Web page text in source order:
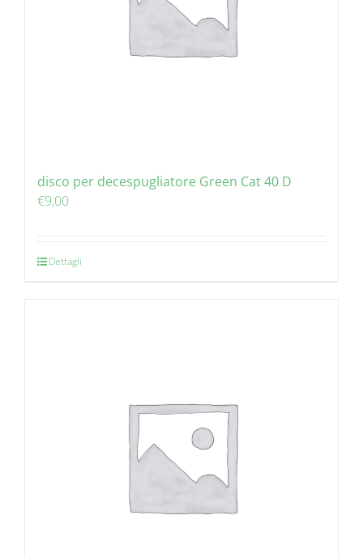
disco per decespugliatore Green Cat 40 D
€9,00
Dettagli